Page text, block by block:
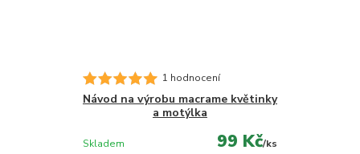
1 hodnocení
Návod na výrobu macrame květinky
a motýlka
99 Kč/ks
Skladem